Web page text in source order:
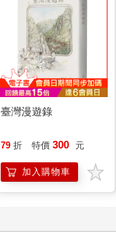
臺灣漫遊錄
79 折 特價 300 元
加入購物車